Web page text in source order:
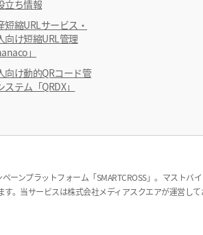
立ち情報
短縮URLサービス・
向け短縮URL管理
」
向け動的QRコード管
ステム「QRDX」
ンプラットフォーム「SMARTCROSS」。マストバ
。当サービスは株式会社メディアスクエアが運営して